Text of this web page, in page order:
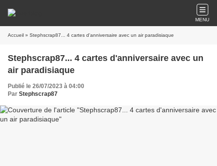
MENU
Accueil » Stephscrap87... 4 cartes d'anniversaire avec un air paradisiaque
Stephscrap87... 4 cartes d'anniversaire avec un
air paradisiaque
Publié le 26/07/2023 à 04:00
Par Stephscrap87